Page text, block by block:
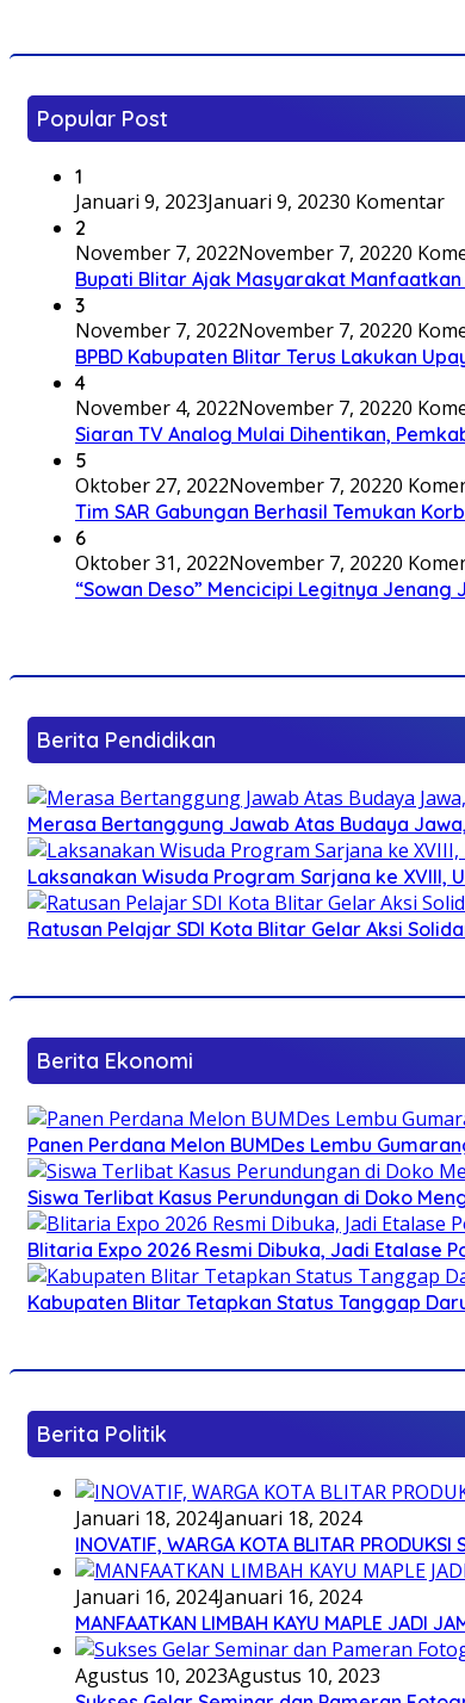
Popular Post
1
Januari 9, 2023Januari 9, 20230 Komentar
2
November 7, 2022November 7, 20220
Bupati Blitar Ajak Masyarakat
3
November 7, 2022November 7, 20220
BPBD Kabupaten Blitar Terus Lakukan
4
November 4, 2022November 7, 20220
Siaran TV Analog Mulai Dihentikan,
5
Oktober 27, 2022November 7, 20220
Tim SAR Gabungan Berhasil Temukan
6
Oktober 31, 2022November 7, 20220
“Sowan Deso” Mencicipi Legitnya
Berita Pendidikan
Merasa Bertanggung Jawab Atas Budaya
Laksanakan Wisuda Program Sarjana ke XVIII,
Ratusan Pelajar SDI Kota Blitar Gelar Aksi
Berita Ekonomi
Panen Perdana Melon BUMDes Lembu
Siswa Terlibat Kasus Perundungan di Doko
Blitaria Expo 2026 Resmi Dibuka, Jadi Etalase
Kabupaten Blitar Tetapkan Status Tanggap
Berita Politik
Januari 18, 2024Januari 18, 2024
INOVATIF, WARGA KOTA BLITAR
Januari 16, 2024Januari 16, 2024
MANFAATKAN LIMBAH KAYU MAPLE JADI
Agustus 10, 2023Agustus 10, 2023